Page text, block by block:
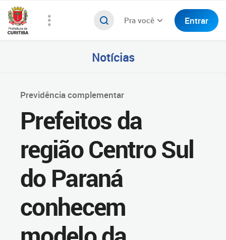
Pra você Entrar
Notícias
Previdência complementar
Prefeitos da
região Centro Sul
do Paraná
conhecem